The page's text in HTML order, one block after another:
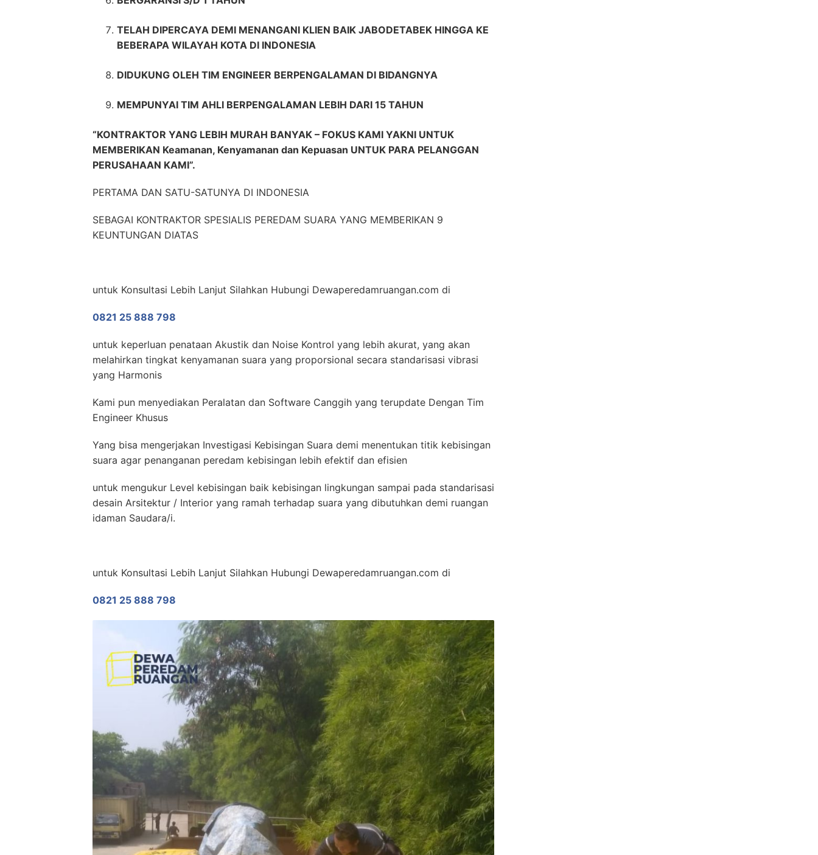
TELAH DIPERCAYA DEMI MENANGANI KLIEN BAIK JABODETABEK HINGGA KE
BEBERAPA WILAYAH KOTA DI INDONESIA
DIDUKUNG OLEH TIM ENGINEER BERPENGALAMAN DI BIDANGNYA
MEMPUNYAI TIM AHLI BERPENGALAMAN LEBIH DARI 15 TAHUN
“KONTRAKTOR YANG LEBIH MURAH BANYAK – FOKUS KAMI YAKNI UNTUK
MEMBERIKAN Keamanan, Kenyamanan dan Kepuasan UNTUK PARA PELANGGAN
PERUSAHAAN KAMI”.
PERTAMA DAN SATU-SATUNYA DI INDONESIA
SEBAGAI KONTRAKTOR SPESIALIS PEREDAM SUARA YANG MEMBERIKAN 9
KEUNTUNGAN DIATAS
untuk Konsultasi Lebih Lanjut Silahkan Hubungi Dewaperedamruangan.com di
0821 25 888 798
untuk keperluan penataan Akustik dan Noise Kontrol yang lebih akurat, yang akan
melahirkan tingkat kenyamanan suara yang proporsional secara standarisasi vibrasi
yang Harmonis
Kami pun menyediakan Peralatan dan Software Canggih yang terupdate Dengan Tim
Engineer Khusus
Yang bisa mengerjakan Investigasi Kebisingan Suara demi menentukan titik kebisingan
suara agar penanganan peredam kebisingan lebih efektif dan efisien
untuk mengukur Level kebisingan baik kebisingan lingkungan sampai pada standarisasi
desain Arsitektur / Interior yang ramah terhadap suara yang dibutuhkan demi ruangan
idaman Saudara/i.
untuk Konsultasi Lebih Lanjut Silahkan Hubungi Dewaperedamruangan.com di
0821 25 888 798